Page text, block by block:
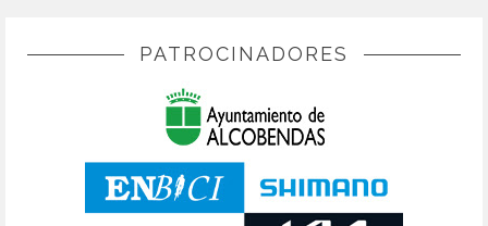
PATROCINADORES